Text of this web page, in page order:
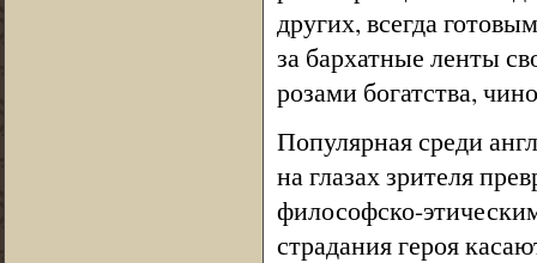
других, всегда
за бархатные ленты
розами богатства,
Популярная среди
на глазах зрителя
философско-
страдания героя